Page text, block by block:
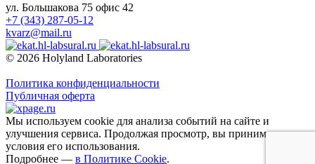
ул. Большакова 75 офис 42
+7 (343) 287-05-12
kvarz@mail.ru
© 2026 Holyland Laboratories
Политика конфиденциальности
Публичная оферта
Мы используем cookie для анализа событий на сайте и
улучшения сервиса. Продолжая просмотр, вы принимаете
условия его использования.
Подробнее — в Политике Cookie.